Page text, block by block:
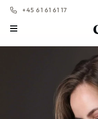
+45 61 61 61 17